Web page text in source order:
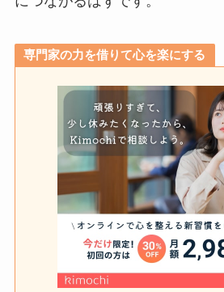
専門家の力を借りて心を楽にする